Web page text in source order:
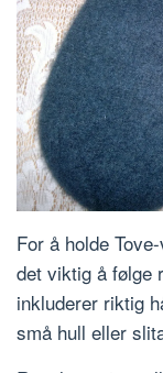
For å holde
det viktig å følge
inkluderer riktig
små hull eller